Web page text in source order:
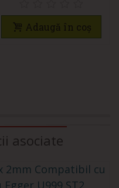
Adaugă în coș
asociate